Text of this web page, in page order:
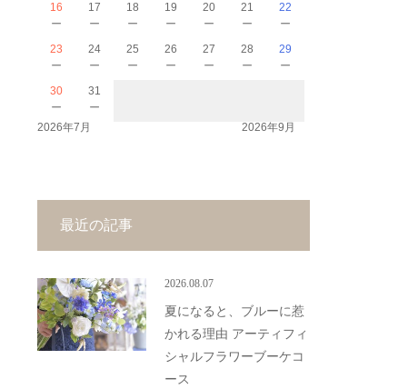
16
－
17
－
18
－
19
－
20
－
21
－
22
－
23
－
24
－
25
－
26
－
27
－
28
－
29
－
30
－
31
－
2026年7月 2026年9月
最近の記事
2026.08.07
夏になると、ブルーに惹
かれる理由 アーティフィ
シャルフラワーブーケコ
ース